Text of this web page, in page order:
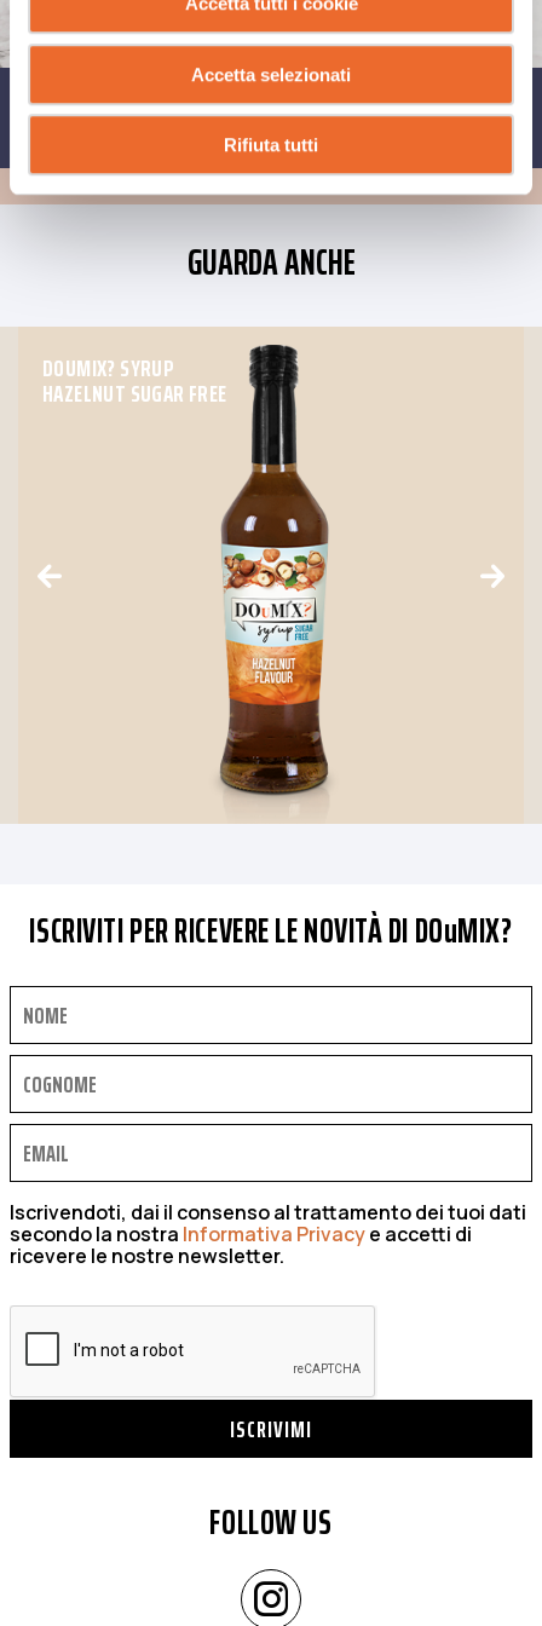
Accetta selezionati
Rifiuta tutti
CONDIVIDI SU
GUARDA ANCHE
DOUMIX? SYRUP
HAZELNUT SUGAR FREE
ISCRIVITI PER RICEVERE LE NOVITÀ DI DOuMIX?
Iscrivendoti, dai il consenso al trattamento dei tuoi dati
secondo la nostra Informativa Privacye accetti di
ricevere le nostre newsletter.
ISCRIVIMI
FOLLOW US